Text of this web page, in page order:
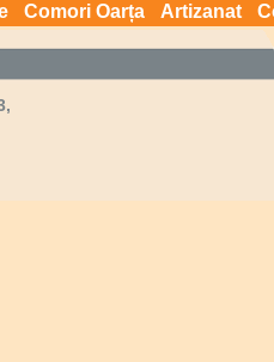
Comori Oarța Artizanat